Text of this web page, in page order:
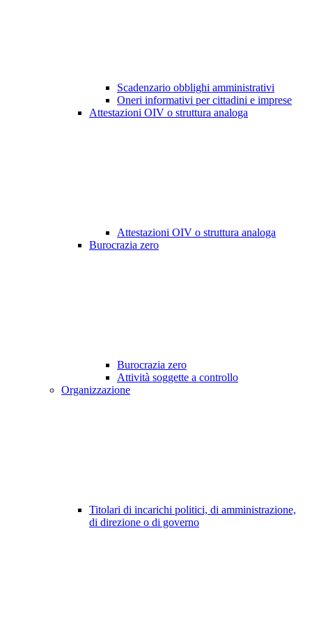
Scadenzario obblighi amministrativi
Oneri informativi per cittadini e imprese
Attestazioni OIV o struttura analoga
Attestazioni OIV o struttura analoga
Burocrazia zero
Burocrazia zero
Attività soggette a controllo
Organizzazione
Titolari di incarichi politici, di amministrazione,
di direzione o di governo